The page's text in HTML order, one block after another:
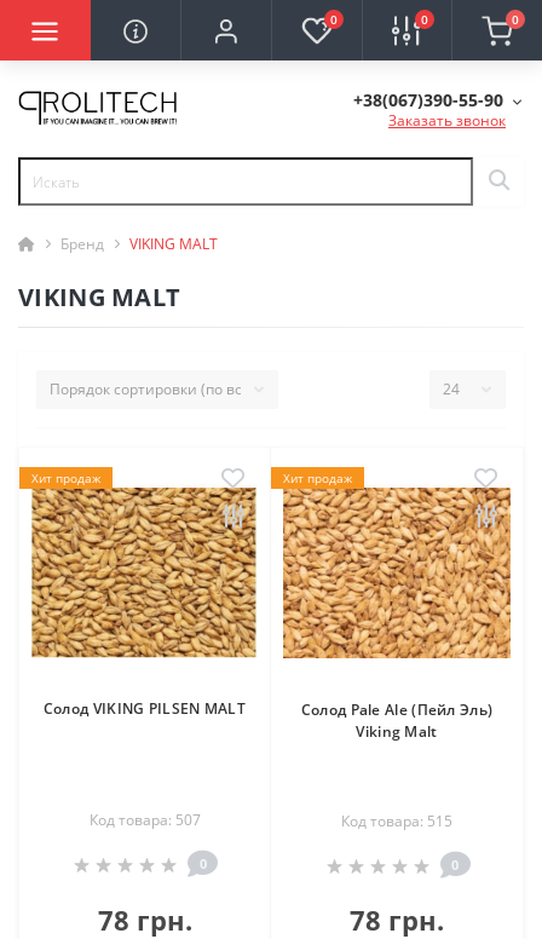
0 0 0
+38(067)390-55-90
Заказать звонок
Бренд VIKING MALT
VIKING MALT
Хит продаж
Солод VIKING PILSEN MALT
Код товара: 507
0
78 грн.
Хит продаж
Солод Pale Ale (Пейл Эль)
Viking Malt
Код товара: 515
0
78 грн.